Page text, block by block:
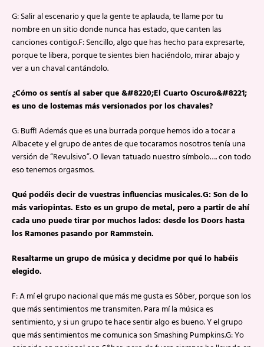
G: Salir al escenario y que la gente te aplauda, te llame por tu
nombre en un sitio donde nunca has estado, que canten las
canciones contigo.F: Sencillo, algo que has hecho para expresarte,
porque te libera, porque te sientes bien haciéndolo, mirar abajo y
ver a un chaval cantándolo.
¿Cómo os sentís al saber que &#8220;El Cuarto Oscuro&#8221;
es uno de lostemas más versionados por los chavales?
G: Buff! Además que es una burrada porque hemos ido a tocar a
Albacete y el grupo de antes de que tocaramos nosotros tenía una
versión de “Revulsivo”. O llevan tatuado nuestro símbolo…. con todo
eso tenemos orgasmos.
Qué podéis decir de vuestras influencias musicales.G: Son de lo
más variopintas. Esto es un grupo de metal, pero a partir de ahí
cada uno puede tirar por muchos lados: desde los Doors hasta
los Ramones pasando por Rammstein.
Resaltarme un grupo de música y decidme por qué lo habéis
elegido.
F: A mí el grupo nacional que más me gusta es Sôber, porque son los
que más sentimientos me transmiten. Para mí la música es
sentimiento, y si un grupo te hace sentir algo es bueno. Y el grupo
que más sentimientos me comunica son Smashing Pumpkins.G: Yo